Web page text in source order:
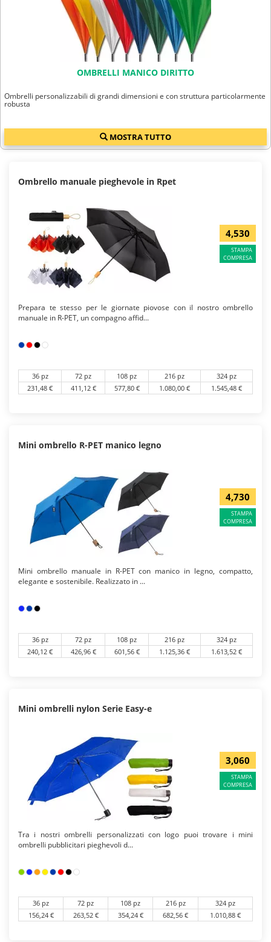
OMBRELLI MANICO DIRITTO
Ombrelli personalizzabili di grandi dimensioni e con struttura particolarmente
robusta
MOSTRA TUTTO
Ombrello manuale pieghevole in Rpet
4,530
STAMPA
COMPRESA
Prepara te stesso per le giornate piovose con il nostro ombrello
manuale in R-PET, un compagno affid...
36 pz 72 pz 108 pz 216 pz
324 pz
231,48 €
411,12 € 577,80 € 1.080,00 € 1.545,48 €
Mini ombrello R-PET manico legno
4,730
STAMPA
COMPRESA
Mini ombrello manuale in R-PET con manico in legno, compatto,
elegante e sostenibile. Realizzato in ...
36 pz 72 pz 108 pz 216 pz
324 pz
240,12 €
426,96 € 601,56 € 1.125,36 € 1.613,52 €
Mini ombrelli nylon Serie Easy-e
3,060
STAMPA
COMPRESA
Tra i nostri ombrelli personalizzati con logo puoi trovare i mini
ombrelli pubblicitari pieghevoli d...
36 pz 72 pz 108 pz 216 pz
324 pz
156,24 €
263,52 € 354,24 € 682,56 € 1.010,88 €